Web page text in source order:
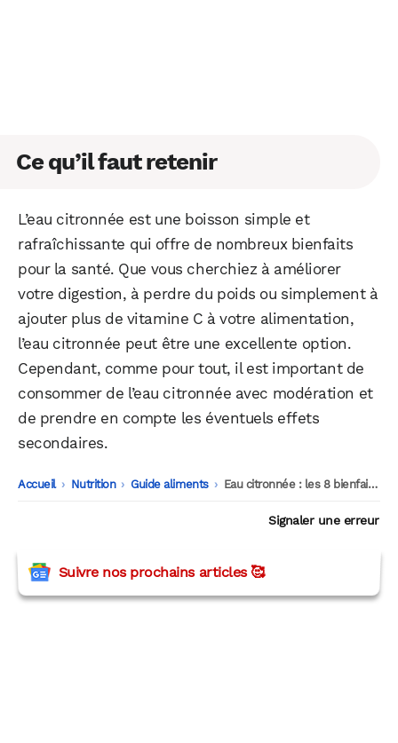
Ce qu’il faut retenir
L’eau citronnée est une boisson simple et
rafraîchissante qui offre de nombreux bienfaits
pour la santé. Que vous cherchiez à améliorer
votre digestion, à perdre du poids ou simplement à
ajouter plus de vitamine C à votre alimentation,
l’eau citronnée peut être une excellente option.
Cependant, comme pour tout, il est important de
consommer de l’eau citronnée avec modération et
de prendre en compte les éventuels effets
secondaires.
Accueil -
Nutrition -
Guide aliments -
Eau citronnée : les 8 bienfaits santé et quand la boire
Signaler une erreur
Suivre nos prochains articles 🥰